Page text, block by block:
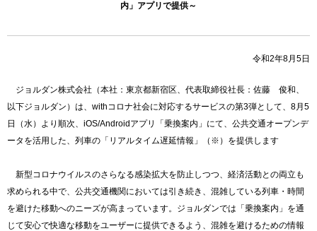
内」アプリで提供～
令和2年8月5日
ジョルダン株式会社（本社：東京都新宿区、代表取締役社長：佐藤 俊和、
以下ジョルダン）は、withコロナ社会に対応するサービスの第3弾として、8月5
日（水）より順次、iOS/Androidアプリ「乗換案内」にて、公共交通オープンデ
ータを活用した、列車の「リアルタイム遅延情報」（※）を提供します
新型コロナウイルスのさらなる感染拡大を防止しつつ、経済活動との両立も
求められる中で、公共交通機関においては引き続き、混雑している列車・時間
を避けた移動へのニーズが高まっています。ジョルダンでは「乗換案内」を通
じて安心で快適な移動をユーザーに提供できるよう、混雑を避けるための情報